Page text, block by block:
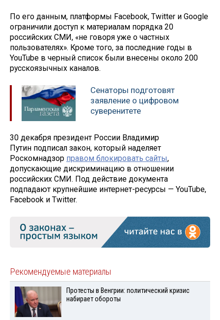
По его данным, платформы Facebook, Twitter и Google
ограничили доступ к материалам порядка 20
российских СМИ, «не говоря уже о частных
пользователях». Кроме того, за последние годы в
YouTube в черный список были внесены около 200
русскоязычных каналов.
Сенаторы подготовят
заявление о цифровом
суверенитете
30 декабря президент России Владимир
Путин подписал закон, который наделяет
Роскомнадзор правом блокировать сайты,
допускающие дискриминацию в отношении
российских СМИ. Под действие документа
подпадают крупнейшие интернет-ресурсы — YouTube,
Facebook и Twitter.
Рекомендуемые материалы
Протесты в Венгрии: политический кризис
набирает обороты